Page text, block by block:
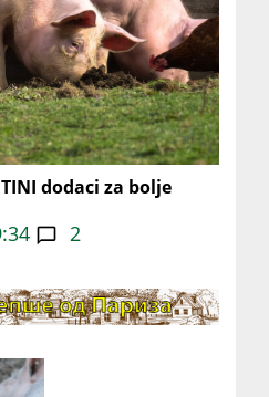
dodaci za bolje
2